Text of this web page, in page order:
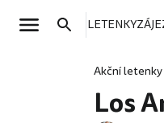
LETENKY
Akční letenky
Los